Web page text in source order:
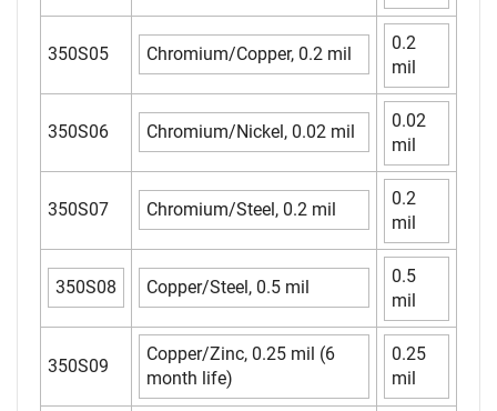
350S05 Chromium/Copper, 0.2 mil
0.2
mil
350S06 Chromium/Nickel, 0.02 mil
0.02
mil
350S07 Chromium/Steel, 0.2 mil
0.2
mil
350S08 Copper/Steel, 0.5 mil
0.5
mil
350S09
Copper/Zinc, 0.25 mil (6
month life)
0.25
mil